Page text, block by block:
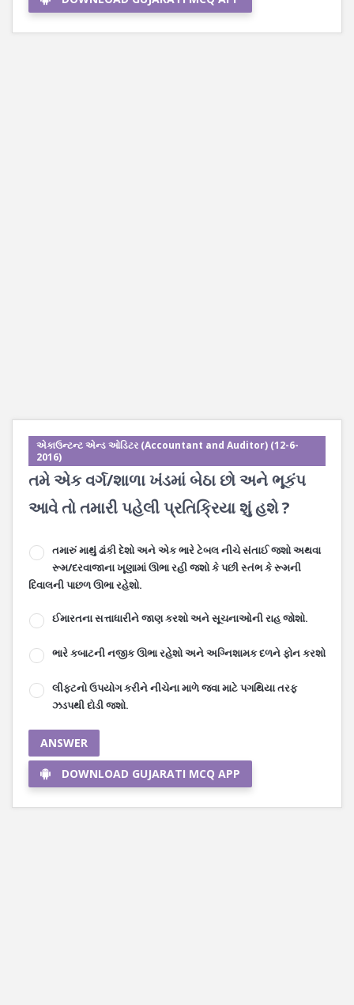
એકાઉન્ટન્ટ એન્ડ ઓડિટર (Accountant and Auditor) (12-6-
2016)
તમે એક વર્ગ/શાળા ખંડમાં બેઠા છો અને ભૂકંપ
આવે તો તમારી પહેલી પ્રતિક્રિયા શું હશે ?
તમારું માથું ઢાંકી દેશો અને એક ભારે ટેબલ નીચે સંતાઈ જશો અથવા
રૂમ/દરવાજાના ખૂણામાં ઊભા રહી જશો કે પછી સ્તંભ કે રૂમની
દિવાલની પાછળ ઊભા રહેશો.
ઈમારતના સત્તાધારીને જાણ કરશો અને સૂચનાઓની રાહ જોશો.
ભારે કબાટની નજીક ઊભા રહેશો અને અગ્નિશામક દળને ફોન કરશો
લીફ્ટનો ઉપયોગ કરીને નીચેના માળે જવા માટે પગથિયા તરફ
ઝડપથી દોડી જશો.
ANSWER
DOWNLOAD GUJARATI MCQ APP